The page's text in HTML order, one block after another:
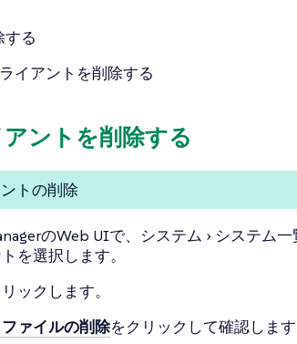
る
イアントを削除する
ントを削除する
トの削除
のWeb UIで、 システム
システム一
を選択します。
ックします。
ァイルの削除をクリックして確認しま